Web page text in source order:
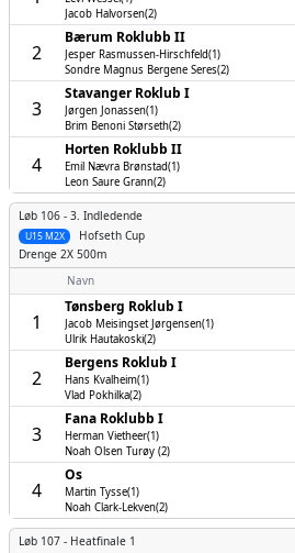
Jacob Halvorsen(2)
2
Bærum Roklubb II
Jesper Rasmussen-Hirschfeld(1)
Sondre Magnus Bergene Seres(2)
3
Stavanger Roklub I
Jørgen Jonassen(1)
Brim Benoni Størseth(2)
4
Horten Roklubb II
Emil Nævra Brønstad(1)
Leon Saure Grann(2)
Løb 106 - 3. Indledende
Hofseth Cup
U15 M2X
Drenge 2X 500m
Navn
1
Tønsberg Roklub I
Jacob Meisingset Jørgensen(1)
Ulrik Hautakoski(2)
2
Bergens Roklub I
Hans Kvalheim(1)
Vlad Pokhilka(2)
3
Fana Roklubb I
Herman Vietheer(1)
Noah Olsen Turøy (2)
4
Os
Martin Tysse(1)
Noah Clark-Lekven(2)
Løb 107 - Heatfinale 1